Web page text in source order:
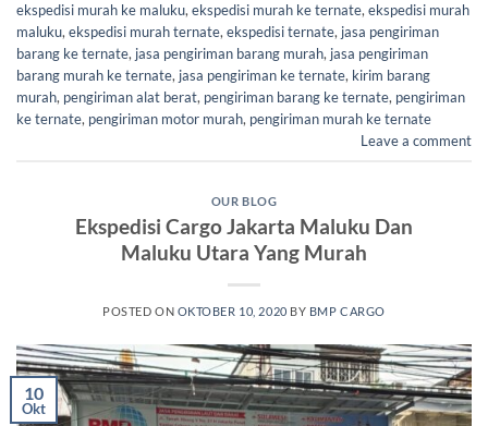
ekspedisi murah ke maluku,ekspedisi murah ke ternate,ekspedisi murah
maluku,ekspedisi murah ternate,ekspedisi ternate, jasa pengiriman
barang ke ternate, jasa pengiriman barang murah, jasa pengiriman
barang murah ke ternate, jasa pengiriman ke ternate, kirim barang
murah, pengiriman alat berat, pengiriman barang ke ternate, pengiriman
ke ternate, pengiriman motor murah, pengiriman murah ke ternate
Leave a comment
OUR BLOG
Ekspedisi Cargo Jakarta Maluku Dan
Maluku Utara Yang Murah
POSTED ON OKTOBER 10, 2020 BY BMP CARGO
10
Okt